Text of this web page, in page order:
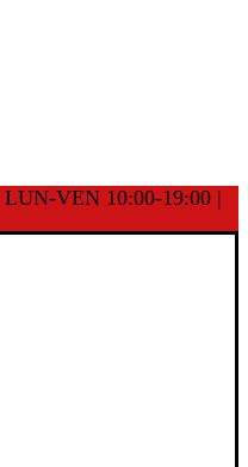
LUN-VEN 10:00-19:00 |